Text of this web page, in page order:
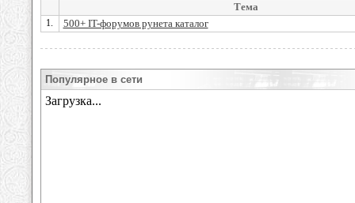
Тема
1. 500+ IT-форумов рунета каталог
Популярное в сети